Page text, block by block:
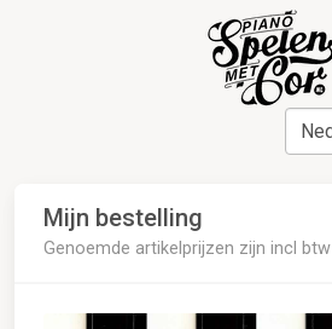
Mijn bestelling
Genoemde artikelprijzen zijn incl btw